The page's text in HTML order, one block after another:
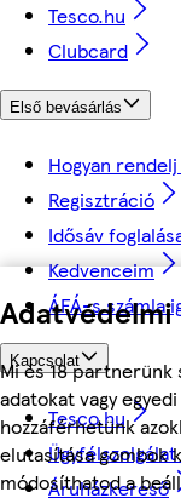
Mi és 18 partnerünk
adatokat vagy
hozzáférhetünk
elutasítása gombok
módosíthatod a
Tesco.hu
Clubcard
Első bevásárlás
Hogyan
Regisztráció
Idősáv
Kedvenceim
ÁFÁ-s számla
Kapcsolat
Tesco.hu
Áruházkereső